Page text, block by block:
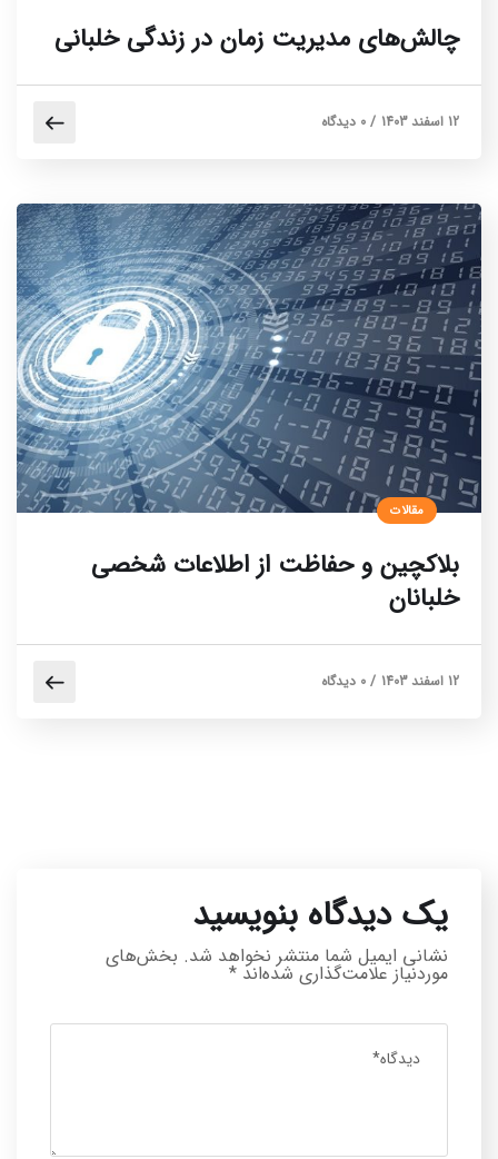
چالش‌های مدیریت زمان در زندگی خلبانی
12 اسفند 1403 / 0 دیدگاه
مقالات
بلاکچین و حفاظت از اطلاعات شخصی
خلبانان
12 اسفند 1403 / 0 دیدگاه
یک دیدگاه بنویسید
نشانی ایمیل شما منتشر نخواهد شد. بخش‌های
موردنیاز علامت‌گذاری شده‌اند *